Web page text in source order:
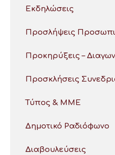
Εκδηλώσεις
Προσλήψεις
Προκηρύξεις –
Προσκλήσεις
Τύπος & ΜΜΕ
Δημοτικό Ραδιόφωνο
Διαβουλεύσεις